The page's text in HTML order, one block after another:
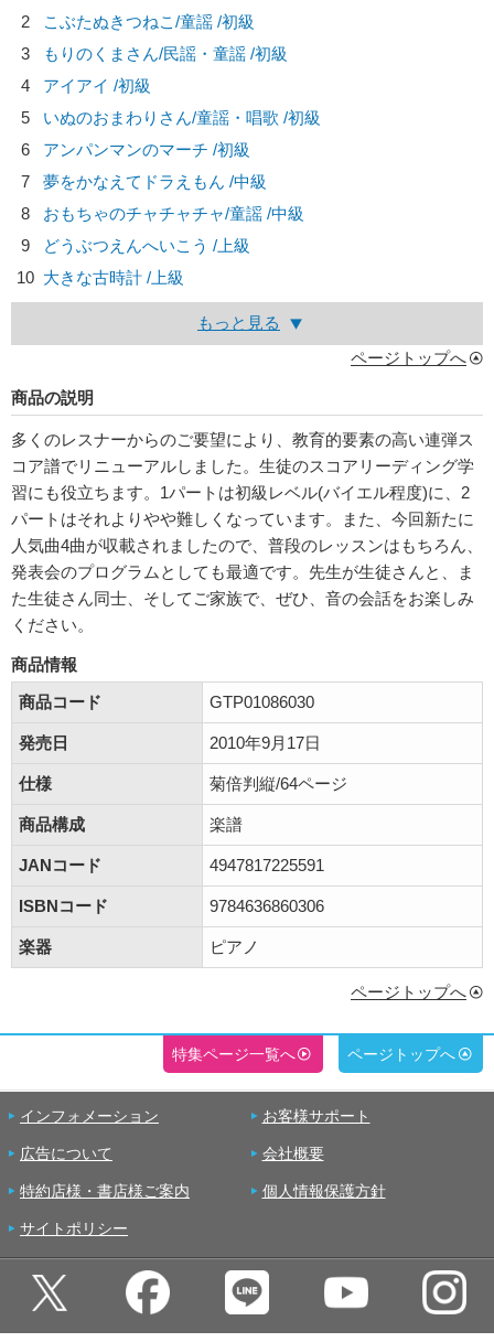
2
こぶたぬきつねこ/童謡 /初級
3
もりのくまさん/民謡・童謡 /初級
4
アイアイ /初級
5
いぬのおまわりさん/童謡・唱歌 /初級
6
アンパンマンのマーチ /初級
7
夢をかなえてドラえもん /中級
8
おもちゃのチャチャチャ/童謡 /中級
9
どうぶつえんへいこう /上級
10 大きな古時計 /上級
もっと見る
ページトップへ
商品の説明
多くのレスナーからのご要望により、教育的要素の高い連弾ス
コア譜でリニューアルしました。生徒のスコアリーディング学
習にも役立ちます。1パートは初級レベル(バイエル程度)に、2
パートはそれよりやや難しくなっています。また、今回新たに
人気曲4曲が収載されましたので、普段のレッスンはもちろん、
発表会のプログラムとしても最適です。先生が生徒さんと、ま
た生徒さん同士、そしてご家族で、ぜひ、音の会話をお楽しみ
ください。
商品情報
商品コード
GTP01086030
発売日 2010年9月17日
仕様 菊倍判縦/64ページ
商品構成 楽譜
JANコード 4947817225591
ISBNコード 9784636860306
楽器 ピアノ
ページトップへ
特集ページ一覧へ ページトップへ
インフォメーション お客様サポート
広告について 会社概要
特約店様・書店様ご案内 個人情報保護方針
サイトポリシー